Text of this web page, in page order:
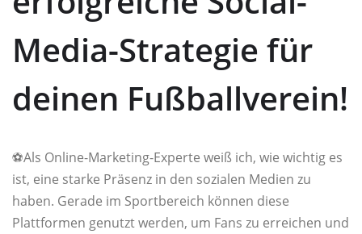
Media-Strategie für
deinen Fußballverein!
⚽️Als Online-Marketing-Experte weiß ich, wie wichtig es
ist, eine starke Präsenz in den sozialen Medien zu
haben. Gerade im Sportbereich können diese
Plattformen genutzt werden, um Fans zu erreichen und